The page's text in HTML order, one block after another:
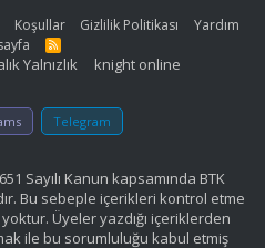
Koşullar Gizlilik Politikası
Yardım
R
S
Yalnızlık
knight online
Telegram
Sayılı Kanun kapsamında BTK
Bu sebeple içerikleri kontrol etme
Üyeler yazdığı içeriklerden
ile bu sorumluluğu kabul etmiş